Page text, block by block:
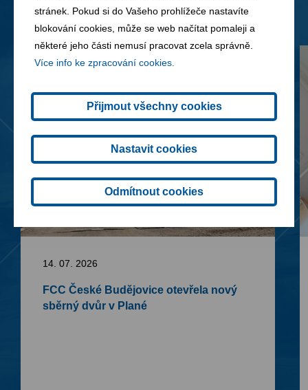
stránek. Pokud si do Vašeho prohlížeče nastavíte
blokování cookies, může se web načítat pomaleji a
některé jeho části nemusí pracovat zcela správně.
Více info ke zpracování cookies.
Přijmout všechny cookies
Nastavit cookies
Odmítnout cookies
14. 07. 2026
FCC České Budějovice otevřela nový
sběrný dvůr v Plané